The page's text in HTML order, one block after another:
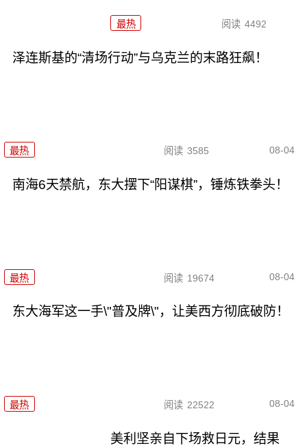
最热 阅读 4492
泽连斯基的“清场行动”与乌克兰的末路狂飙！
最热 阅读 3585 08-04
南海6天禁航，东大摆下“阳谋棋”，锤炼铁拳头！
最热 阅读 19674 08-04
东大海军这一手\"普及牌\"，让美西方彻底破防！
最热 阅读 22522 08-04
美利坚亲自下场救日元，结果